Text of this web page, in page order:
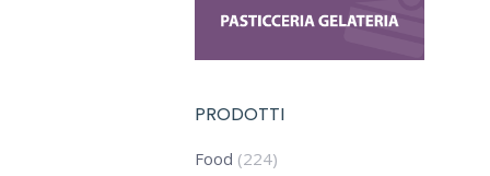
PRODOTTI
Food (224)